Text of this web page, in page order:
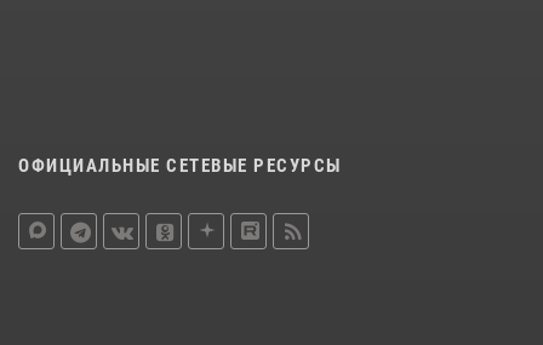
ОФИЦИАЛЬНЫЕ СЕТЕВЫЕ РЕСУРСЫ